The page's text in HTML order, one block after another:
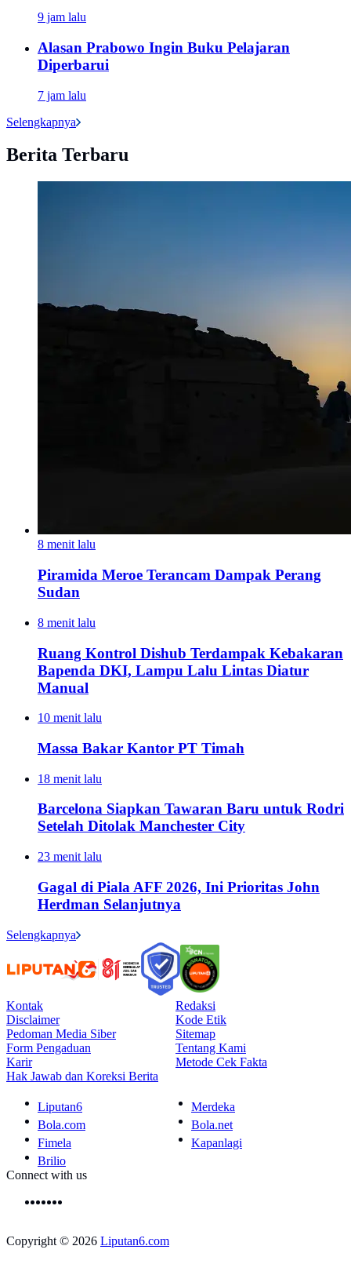
9 jam lalu
Alasan Prabowo Ingin Buku Pelajaran
Diperbarui
7 jam lalu
Selengkapnya
Berita Terbaru
8 menit lalu
Piramida Meroe Terancam Dampak Perang
Sudan
8 menit lalu
Ruang Kontrol Dishub Terdampak Kebakaran
Bapenda DKI, Lampu Lalu Lintas Diatur
Manual
10 menit lalu
Massa Bakar Kantor PT Timah
18 menit lalu
Barcelona Siapkan Tawaran Baru untuk Rodri
Setelah Ditolak Manchester City
23 menit lalu
Gagal di Piala AFF 2026, Ini Prioritas John
Herdman Selanjutnya
Selengkapnya
Kontak
Redaksi
Disclaimer
Kode Etik
Pedoman Media Siber
Sitemap
Form Pengaduan
Tentang Kami
Karir
Metode Cek Fakta
Hak Jawab dan Koreksi Berita
Liputan6
Merdeka
Bola.com
Bola.net
Fimela
Kapanlagi
Brilio
Connect with us
Copyright © 2026 Liputan6.com